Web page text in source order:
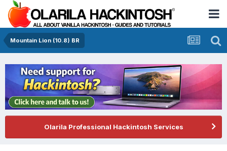
Mountain Lion (10.8) BR
Olarila Professional Hackintosh Services